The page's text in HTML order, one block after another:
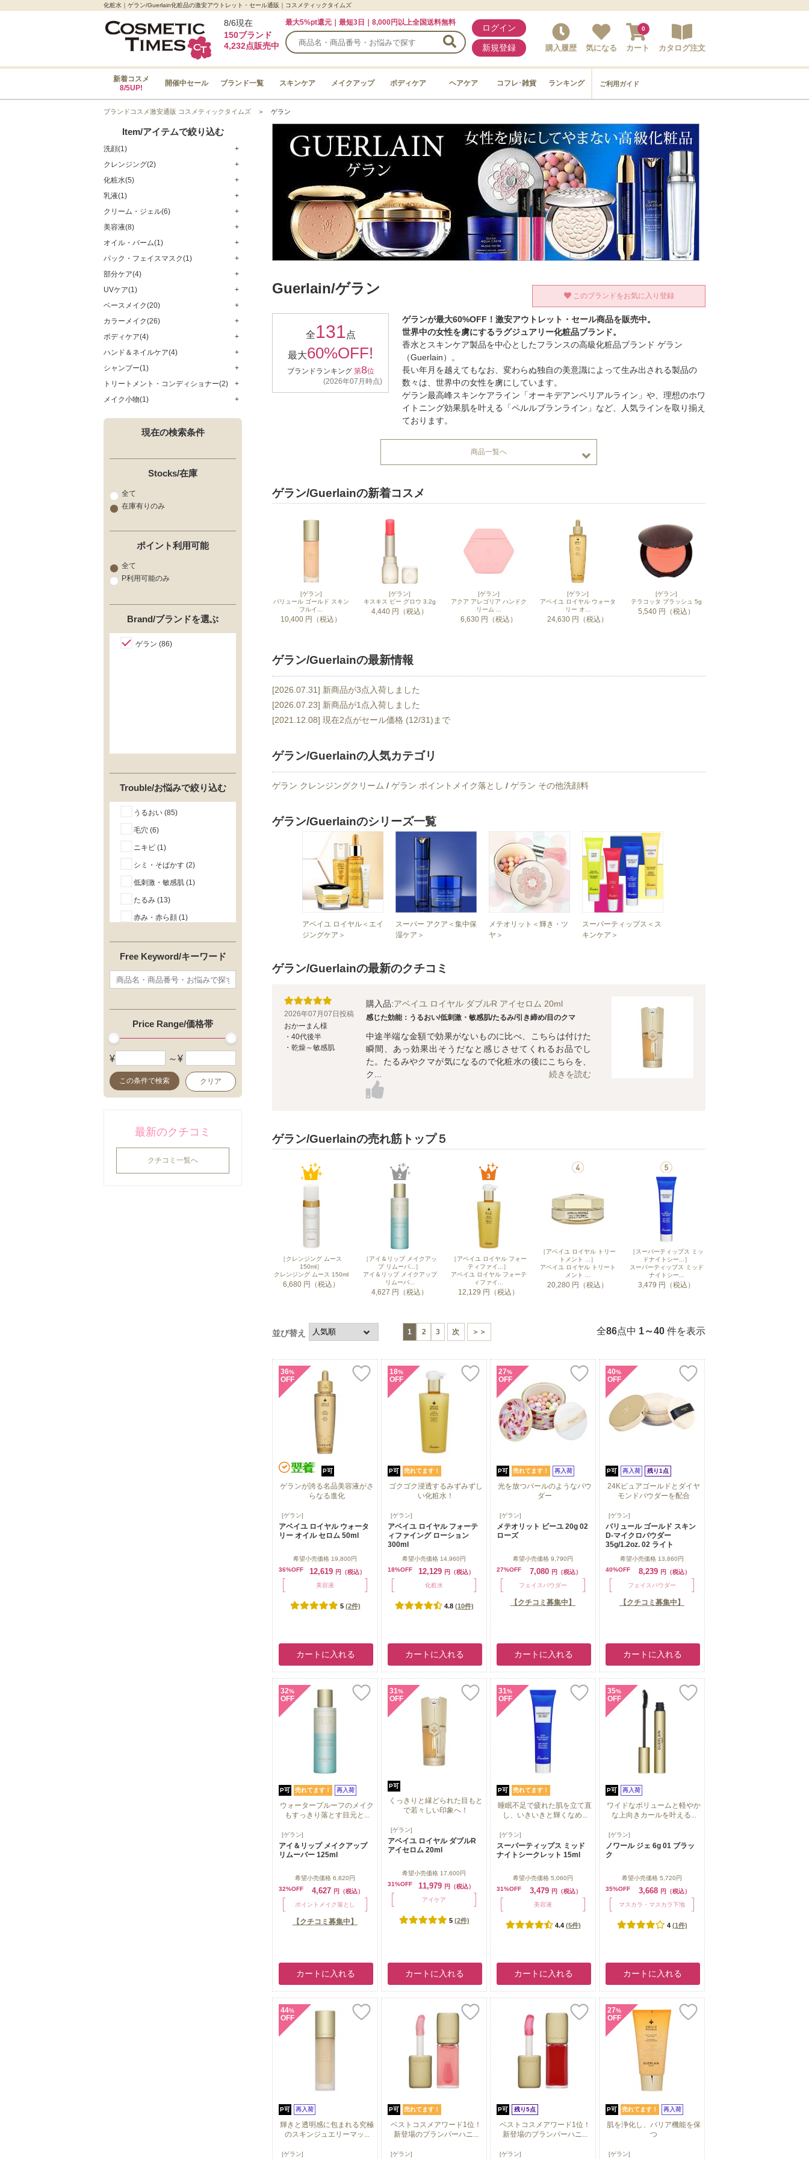
化粧水｜ゲラン/Guerlain化粧品の激安アウトレット・セール通販｜コスメティックタイムズ
8/6現在
150ブランド
4,232点販売中
最大5%pt還元｜最短3日｜8,000円以上全国送料無料
ログイン
新規登録 購入履歴 気になる カート
0
カタログ注文
新着コスメ
8/5UP!
開催中セール ブランド一覧 スキンケア メイクアップ ボディケア ヘアケア コフレ･雑貨 ランキング ご利用ガイド
ブランドコスメ激安通販 コスメティックタイムズ ＞ ゲラン
Item/アイテムで絞り込む
洗顔(1)
+
クレンジング(2)
+
化粧水(5)
+
乳液(1)
+
クリーム・ジェル(6)
+
美容液(8)
+
オイル・バーム(1)
+
パック・フェイスマスク(1)
+
部分ケア(4)
+
UVケア(1)
+
ベースメイク(20)
+
カラーメイク(26)
+
ボディケア(4)
+
ハンド＆ネイルケア(4)
+
シャンプー(1)
+
トリートメント・コンディショナー(2)
+
メイク小物(1)
+
現在の検索条件
Stocks/在庫
全て
在庫有りのみ
ポイント利用可能
全て
P利用可能のみ
Brand/ブランドを選ぶ
ゲラン (86)
Trouble/お悩みで絞り込む
うるおい (85)
毛穴 (6)
ニキビ (1)
シミ・そばかす (2)
低刺激・敏感肌 (1)
たるみ (13)
赤み・赤ら顔 (1)
引き締め (2)
唇の荒れ・乾燥 (1)
よく落ちる (2)
毛穴カバー力 (1)
崩れにくい (8)
マット肌 (4)
ウォータープルーフ (1)
肌の透明感・薄づき (2)
立体感メイク (5)
発色がよい (9)
Free Keyword/キーワード
Price Range/価格帯
¥ ～¥
この条件で検索 クリア
最新のクチコミ
クチコミ一覧へ
Guerlain/ゲラン このブランドをお気に入り登録
全131点
最大60%OFF!
ブランドランキング 第8位
(2026年07月時点)
ゲランが最大60%OFF！激安アウトレット・セール商品を販売中。
世界中の女性を虜にするラグジュアリー化粧品ブランド。
香水とスキンケア製品を中心としたフランスの高級化粧品ブランド ゲラン
（Guerlain）。
長い年月を越えてもなお、変わらぬ独自の美意識によって生み出される製品の
数々は、世界中の女性を虜にしています。
ゲラン最高峰スキンケアライン「オーキデアンペリアルライン」や、理想のホワ
イトニング効果肌を叶える「ペルルブランライン」など、人気ラインを取り揃え
ております。
商品一覧へ
ゲラン/Guerlainの新着コスメ
[ゲラン]
パリュール ゴールド スキン
フルイ...
10,400 円（税込）
[ゲラン]
キスキス ビー グロウ 3.2g
4,440 円（税込）
[ゲラン]
アクア アレゴリア ハンドク
リーム ...
6,630 円（税込）
[ゲラン]
アベイユ ロイヤル ウォータ
リー オ...
24,630 円（税込）
[ゲラン]
テラコッタ ブラッシュ 5g
5,540 円（税込）
ゲラン/Guerlainの最新情報
[2026.07.31] 新商品が3点入荷しました
[2026.07.23] 新商品が1点入荷しました
[2021.12.08] 現在2点がセール価格 (12/31)まで
ゲラン/Guerlainの人気カテゴリ
ゲラン クレンジングクリーム / ゲラン ポイントメイク落とし / ゲラン その他洗顔料
ゲラン/Guerlainのシリーズ一覧
アベイユ ロイヤル＜エイ
ジングケア＞
スーパー アクア＜集中保
湿ケア＞
メテオリット＜輝き・ツ
ヤ＞
スーパーティップス＜ス
キンケア＞
ゲラン/Guerlainの最新のクチコミ
2026年07月07日投稿
おかーまん様
・40代後半
・乾燥～敏感肌
購入品:アベイユ ロイヤル ダブルR アイセロム 20ml
感じた効能：うるおい/低刺激・敏感肌/たるみ/引き締め/目のクマ
中途半端な金額で効果がないものに比べ、こちらは付けた
瞬間、あっ効果出そうだなと感じさせてくれるお品でし
た。たるみやクマが気になるので化粧水の後にこちらを、
ク...
続きを読む
ゲラン/Guerlainの売れ筋トップ５
［クレンジング ムース
150ml］
クレンジング ムース 150ml
6,680 円（税込）
［アイ＆リップ メイクアッ
プ リムーバ...］
アイ＆リップ メイクアップ
リムーバ...
4,627 円（税込）
［アベイユ ロイヤル フォー
ティファイ...］
アベイユ ロイヤル フォーテ
ィファイ...
12,129 円（税込）
［アベイユ ロイヤル トリー
トメント ...］
アベイユ ロイヤル トリート
メント ...
20,280 円（税込）
［スーパーティップス ミッ
ドナイトシー...］
スーパーティップス ミッド
ナイトシー...
3,479 円（税込）
並び替え 1 2 3 次 ＞＞ 全86点中 1～40 件を表示
36%
OFF
P可
ゲランが誇る名品美容液がさ
らなる進化
ゲランが誇る名品美容液がさ
らなる進化
[ゲラン]
アベイユ ロイヤル ウォータ
リー オイル セロム 50ml
希望小売価格 19,800円
36%OFF
12,619 円（税込）
美容液
5 (2件)
カートに入れる
18%
OFF
P可 売れてます！
ゴクゴク浸透するみずみずし
い化粧水！
ゴクゴク浸透するみずみずし
い化粧水！
[ゲラン]
アベイユ ロイヤル フォーテ
ィファイング ローション
300ml
希望小売価格 14,960円
18%OFF
12,129 円（税込）
化粧水
4.8 (10件)
カートに入れる
27%
OFF
P可 売れてます！ 再入荷
光を放つパールのようなパウ
ダー
光を放つパールのようなパウ
ダー
[ゲラン]
メテオリット ビーユ 20g 02
ローズ
希望小売価格 9,790円
27%OFF
7,080 円（税込）
フェイスパウダー
【クチコミ募集中】
カートに入れる
40%
OFF
P可 再入荷 残り1点
24Kピュアゴールドとダイヤ
モンドパウダーを配合
24Kピュアゴールドとダイヤ
モンドパウダーを配合
[ゲラン]
パリュール ゴールド スキン
D-マイクロパウダー
35g/1.2oz. 02 ライト
希望小売価格 13,860円
40%OFF
8,239 円（税込）
フェイスパウダー
【クチコミ募集中】
カートに入れる
32%
OFF
P可 売れてます！ 再入荷
ウォータープルーフのメイク
もすっきり落とす目元と...
ウォータープルーフのメイク
もすっきり落とす目元と...
[ゲラン]
アイ＆リップ メイクアップ
リムーバー 125ml
希望小売価格 6,820円
32%OFF
4,627 円（税込）
ポイントメイク落とし
【クチコミ募集中】
カートに入れる
31%
OFF
P可
くっきりと縁どられた目もと
で若々しい印象へ！
くっきりと縁どられた目もと
で若々しい印象へ！
[ゲラン]
アベイユ ロイヤル ダブルR
アイセロム 20ml
希望小売価格 17,600円
31%OFF
11,979 円（税込）
アイケア
5 (2件)
カートに入れる
31%
OFF
P可 売れてます！
睡眠不足で疲れた肌を立て直
し、いきいきと輝くなめ...
睡眠不足で疲れた肌を立て直
し、いきいきと輝くなめ...
[ゲラン]
スーパーティップス ミッド
ナイトシークレット 15ml
希望小売価格 5,060円
31%OFF
3,479 円（税込）
美容液
4.4 (5件)
カートに入れる
35%
OFF
P可 再入荷
ワイドなボリュームと軽やか
な上向きカールを叶える...
ワイドなボリュームと軽やか
な上向きカールを叶える...
[ゲラン]
ノワール ジェ 6g 01 ブラッ
ク
希望小売価格 5,720円
35%OFF
3,668 円（税込）
マスカラ・マスカラ下地
4 (1件)
カートに入れる
44%
OFF
P可 再入荷
輝きと透明感に包まれる究極
のスキンジュエリーマッ...
輝きと透明感に包まれる究極
[ゲラン]
P可 売れてます！
ベストコスメアワード1位！
新登場のプランパーハニ...
ベストコスメアワード1位！
[ゲラン]
P可 残り5点
ベストコスメアワード1位！
新登場のプランパーハニ...
ベストコスメアワード1位！
[ゲラン]
27%
OFF
P可 売れてます！ 再入荷
肌を浄化し、バリア機能を保
つ
肌を浄化し、バリア機能を保
[ゲラン]